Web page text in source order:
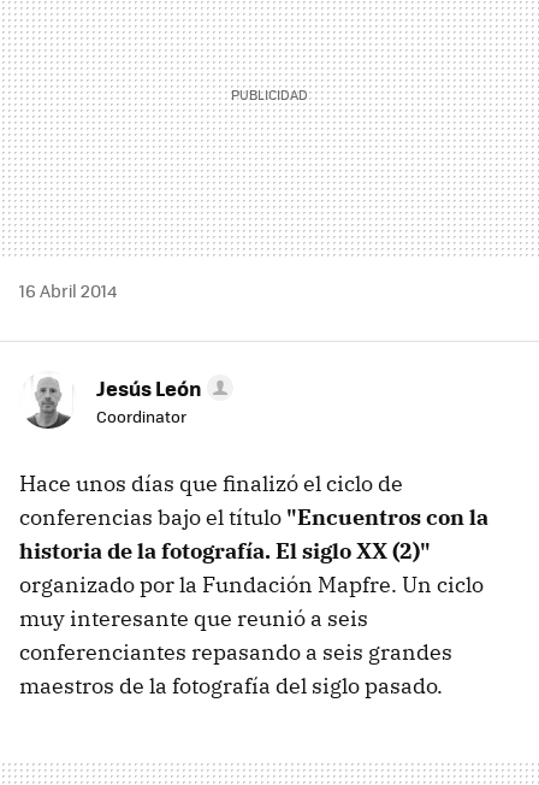
16 Abril 2014
Jesús León
Coordinator
Hace unos días que finalizó el ciclo de
conferencias bajo el título "Encuentros con la
historia de la fotografía. El siglo XX (2)"
organizado por la Fundación Mapfre. Un ciclo
muy interesante que reunió a seis
conferenciantes repasando a seis grandes
maestros de la fotografía del siglo pasado.